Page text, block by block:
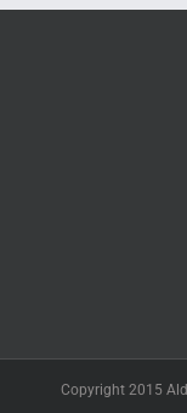
Copyright 2015